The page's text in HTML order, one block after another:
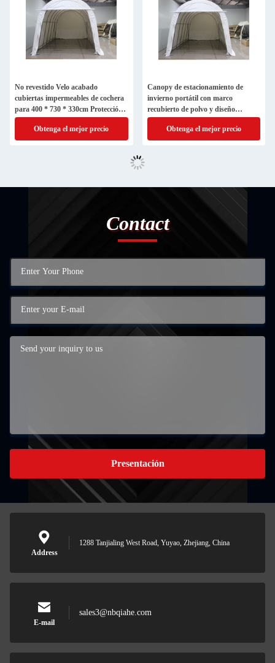
No revestido Velo acabado
cubiertas impermeables de cochera
para 400 * 730 * 330cm Protección
del coche
Obtenga el mejor precio
Canopy de estacionamiento de
invierno portátil con marco
recubierto de polvo y diseño
personalizable
Obtenga el mejor precio
Contact
Presentación
Address
1288 Tanjialing West Road, Yuyao, Zhejiang, China
E-mail
sales3@nbqiahe.com